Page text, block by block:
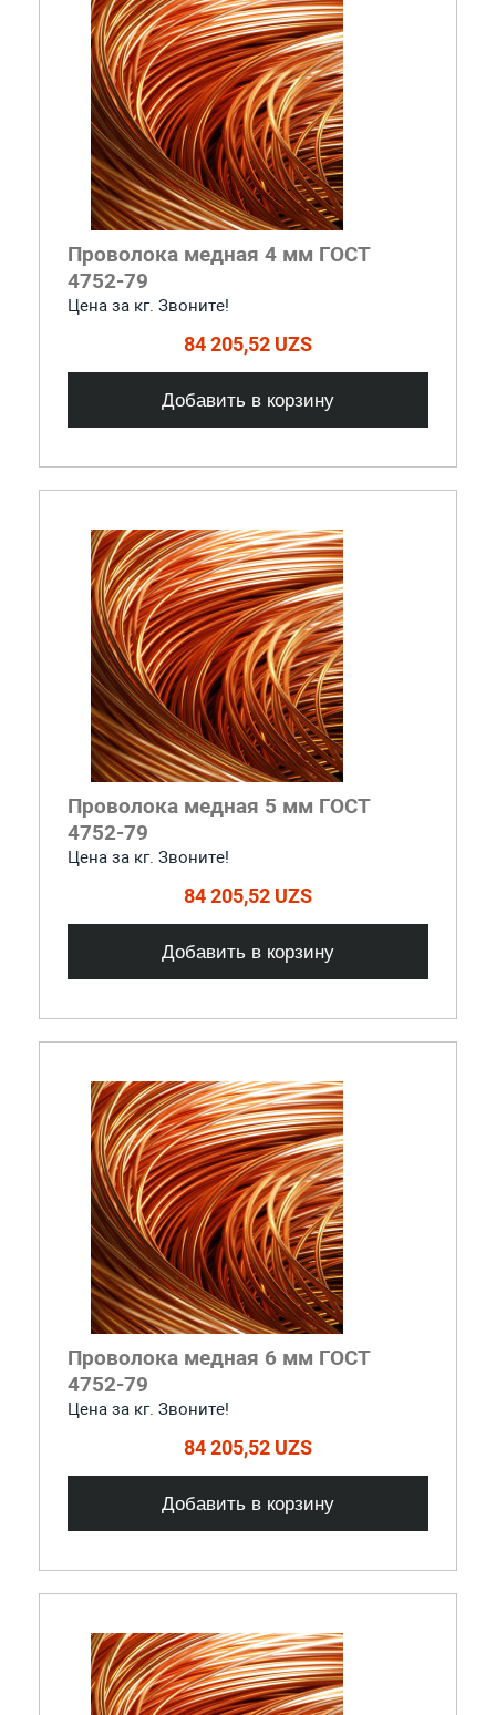
Проволока медная 4 мм ГОСТ
4752-79
Цена за кг. Звоните!
84 205,52 UZS
Добавить в корзину
Проволока медная 5 мм ГОСТ
4752-79
Цена за кг. Звоните!
84 205,52 UZS
Добавить в корзину
Проволока медная 6 мм ГОСТ
4752-79
Цена за кг. Звоните!
84 205,52 UZS
Добавить в корзину